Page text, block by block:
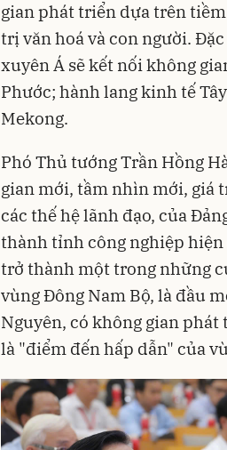
gian phát triển dựa trên
trị văn hoá và con người.
xuyên Á sẽ kết nối không
Phước; hành lang kinh tế
Mekong.
Phó Thủ tướng Trần Hồng
gian mới, tầm nhìn mới, giá
các thế hệ lãnh đạo, của
thành tỉnh công nghiệp
trở thành một trong những
vùng Đông Nam Bộ, là đầu
Nguyên, có không gian
là "điểm đến hấp dẫn" của